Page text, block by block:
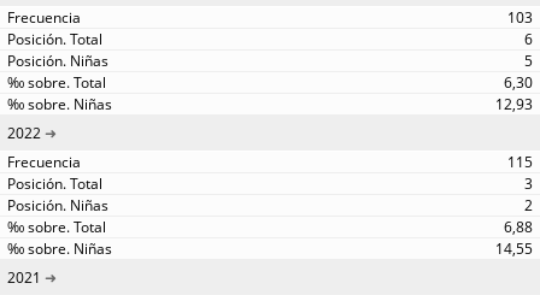
103
6
5
6,30
12,93
2022
115
3
2
6,88
14,55
2021